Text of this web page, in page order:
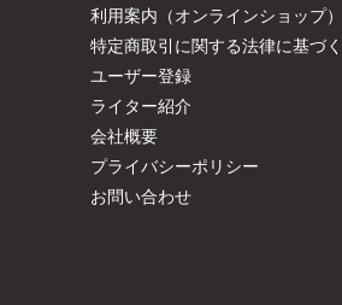
利用案内（オンラインショップ）
特定商取引に関する法律に基づ
ユーザー登録
ライター紹介
会社概要
プライバシーポリシー
お問い合わせ